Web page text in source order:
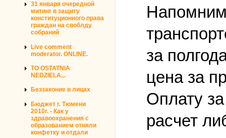
31 января очередной
митинг в защиту
конституционного права
граждан на своблду
собраний
Live comment
moderator. ONLINE.
TO OSTATNIA
NEDZIELA...
Беззаконие в лицах
Бюджет г. Тюмени
2010г. - Как у
здравоохранения с
образованием отняли
конфетку и отдали
за
цена за
Оплату
расчет